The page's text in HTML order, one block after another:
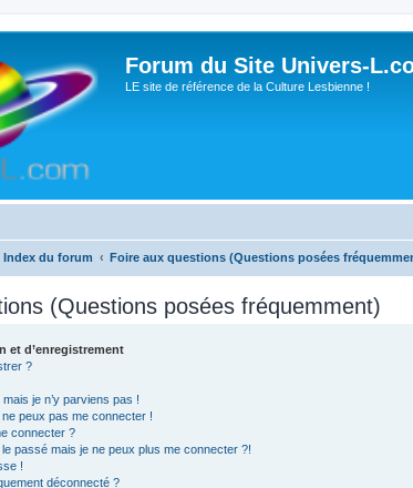
Forum du Site Univers-
LE site de référence de la Culture Lesbienne !
Index du forum Foire aux questions (Questions posées
(Questions posées fréquemment)
et d’enregistrement
?
je n’y parviens pas !
peux pas me connecter !
connecter ?
passé mais je ne peux plus me connecter ?!
!
déconnecté ?